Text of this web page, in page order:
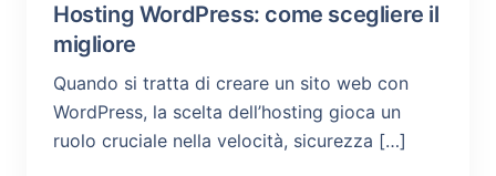
Hosting WordPress: come scegliere il
migliore
Quando si tratta di creare un sito web con
WordPress, la scelta dell’hosting gioca un
ruolo cruciale nella velocità, sicurezza […]